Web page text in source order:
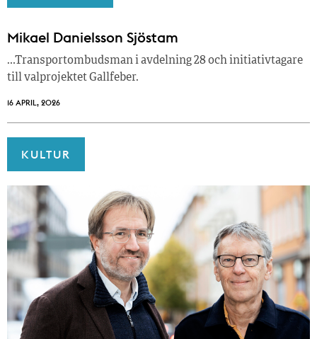
Mikael Danielsson Sjöstam
…Transportombudsman i avdelning 28 och initiativtagare
till valprojektet Gallfeber.
16 APRIL, 2026
KULTUR